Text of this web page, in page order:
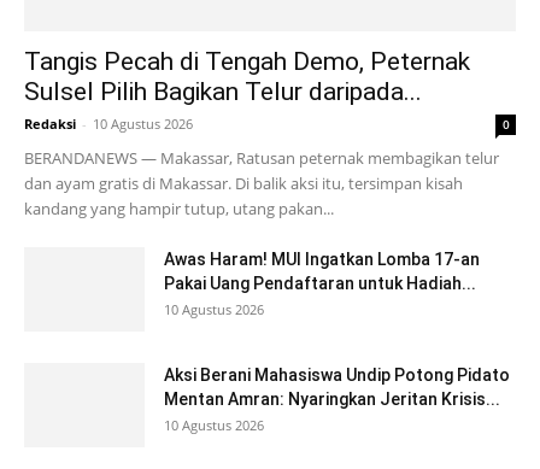
Tangis Pecah di Tengah Demo, Peternak
Sulsel Pilih Bagikan Telur daripada...
Redaksi - 10 Agustus 2026 0
BERANDANEWS — Makassar, Ratusan peternak membagikan telur
dan ayam gratis di Makassar. Di balik aksi itu, tersimpan kisah
kandang yang hampir tutup, utang pakan...
Awas Haram! MUI Ingatkan Lomba 17-an
Pakai Uang Pendaftaran untuk Hadiah...
10 Agustus 2026
Aksi Berani Mahasiswa Undip Potong Pidato
Mentan Amran: Nyaringkan Jeritan Krisis...
10 Agustus 2026